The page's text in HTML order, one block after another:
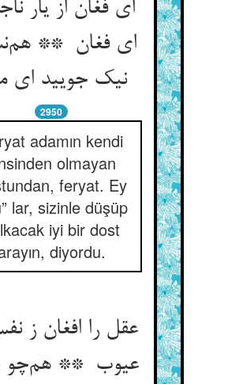
ای فغان از یار
ای فغان **
نیک جویید ای مهان
2950
adamın kendi
olmayan
feryat. Ey
lar, sizinle düşüp
iyi bir dost
diyordu.
عقل را افغان ز
عیوب ** هم‌چو